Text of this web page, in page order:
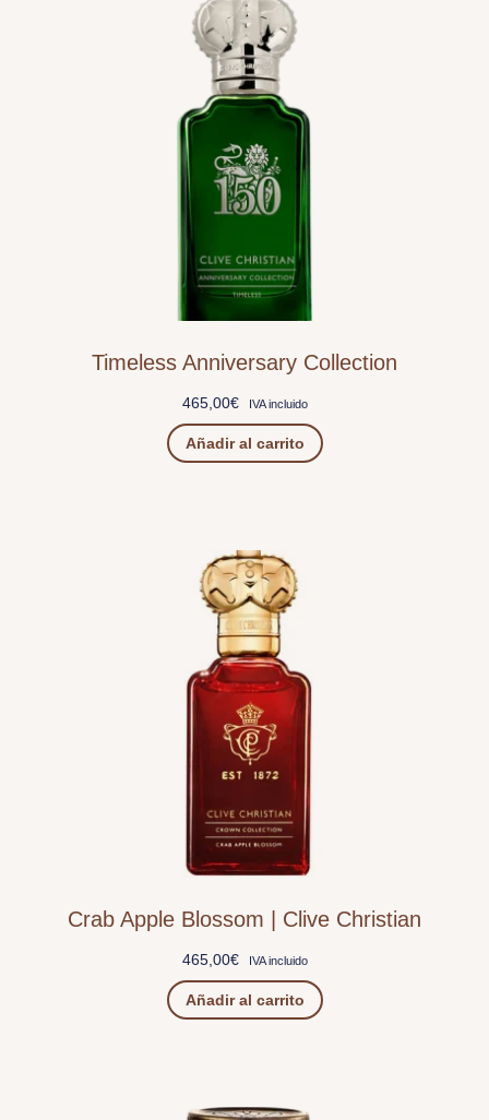
Timeless Anniversary Collection
465,00€ IVA incluido
Añadir al carrito
Crab Apple Blossom | Clive Christian
465,00€ IVA incluido
Añadir al carrito